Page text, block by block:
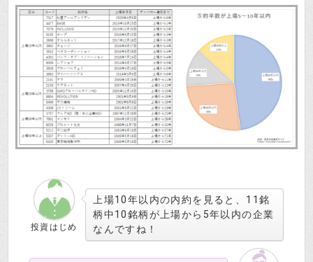
投資はじめ
上場10年以内の内約を見ると、11銘
柄中10銘柄が上場から5年以内の企業
なんですね！